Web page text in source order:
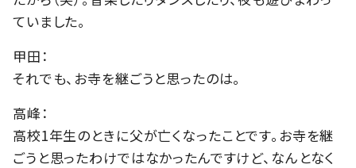
ていました。
甲田：
それでも、お寺を継ごうと思ったのは。
高峰：
高校1年生のときに父が亡くなったことです。お寺を継
ごうと思ったわけではなかったんですけど、なんとなく